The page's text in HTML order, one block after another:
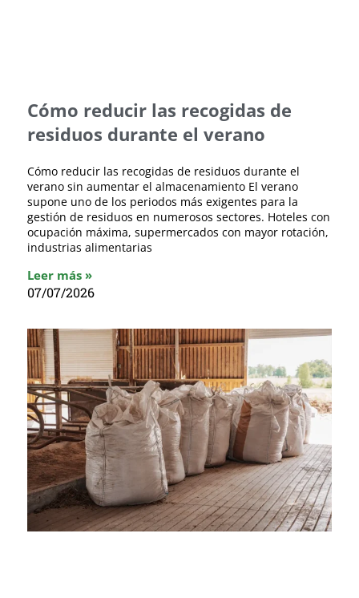
Cómo reducir las recogidas de
residuos durante el verano
Cómo reducir las recogidas de residuos durante el
verano sin aumentar el almacenamiento El verano
supone uno de los periodos más exigentes para la
gestión de residuos en numerosos sectores. Hoteles con
ocupación máxima, supermercados con mayor rotación,
industrias alimentarias
Leer más »
07/07/2026